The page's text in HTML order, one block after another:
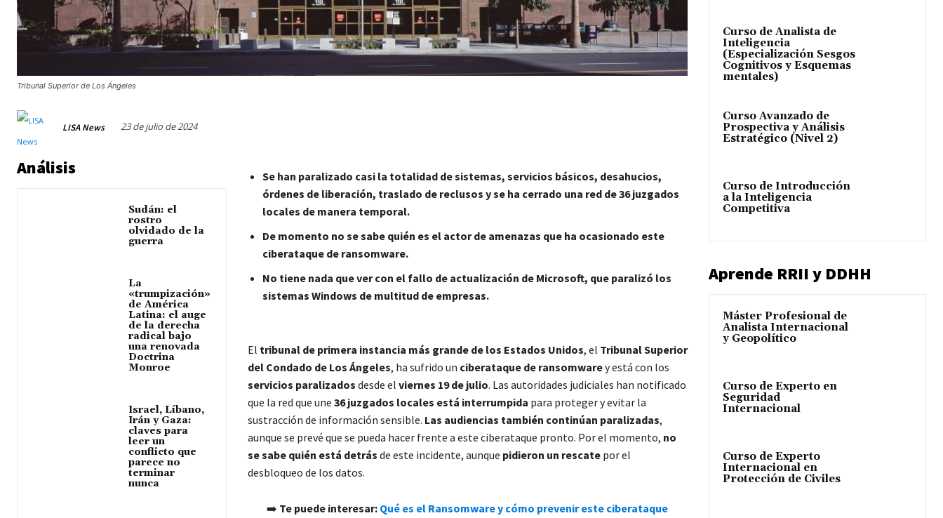
Tribunal Superior de Los Ángeles
LISA News 23 de julio de 2024
Análisis
Sudán: el
rostro
olvidado de la
guerra
La
«trumpización»
de América
Latina: el auge
de la derecha
radical bajo
una renovada
Doctrina
Monroe
Israel, Líbano,
Irán y Gaza:
claves para
leer un
conflicto que
parece no
terminar
nunca
Se han paralizado casi la totalidad de sistemas, servicios básicos, desahucios,
órdenes de liberación, traslado de reclusos y se ha cerrado una red de 36 juzgados
locales de manera temporal.
De momento no se sabe quién es el actor de amenazas que ha ocasionado este
ciberataque de ransomware.
No tiene nada que ver con el fallo de actualización de Microsoft, que paralizó los
sistemas Windows de multitud de empresas.
El tribunal de primera instancia más grande de los Estados Unidos, el Tribunal Superior
del Condado de Los Ángeles, ha sufrido un ciberataque de ransomwarey está con los
servicios paralizados desde el viernes 19 de julio. Las autoridades judiciales han notificado
que la red que une 36 juzgados locales está interrumpida para proteger y evitar la
sustracción de información sensible. Las audiencias también continúan paralizadas,
aunque se prevé que se pueda hacer frente a este ciberataque pronto. Por el momento, no
se sabe quién está detrás de este incidente, aunque pidieron un rescatepor el
desbloqueo de los datos.
➡️ Te puede interesar: Qué es el Ransomware y cómo prevenir este ciberataque
Curso de Analista de
Inteligencia
(Especialización Sesgos
Cognitivos y Esquemas
mentales)
Curso Avanzado de
Prospectiva y Análisis
Estratégico (Nivel 2)
Curso de Introducción
a la Inteligencia
Competitiva
Aprende RRII y DDHH
Máster Profesional de
Analista Internacional
y Geopolítico
Curso de Experto en
Seguridad
Internacional
Curso de Experto
Internacional en
Protección de Civiles